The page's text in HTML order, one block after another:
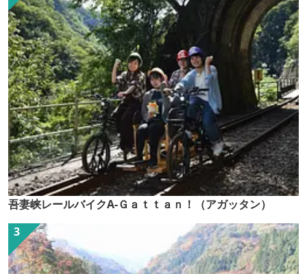
吾妻峡レールバイクA-Ｇａｔｔａｎ！（アガッタン）